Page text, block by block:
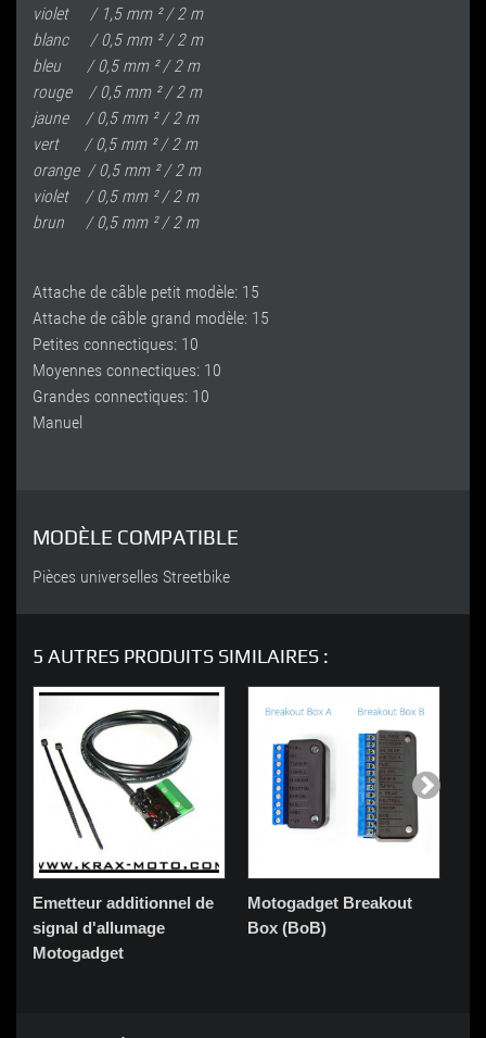
violet / 1,5 mm ² / 2 m
blanc / 0,5 mm ² / 2 m
bleu / 0,5 mm ² / 2 m
rouge / 0,5 mm ² / 2 m
jaune / 0,5 mm ² / 2 m
vert / 0,5 mm ² / 2 m
orange / 0,5 mm ² / 2 m
violet / 0,5 mm ² / 2 m
brun / 0,5 mm ² / 2 m
Attache de câble petit modèle: 15
Attache de câble grand modèle: 15
Petites connectiques: 10
Moyennes connectiques: 10
Grandes connectiques: 10
Manuel
MODÈLE COMPATIBLE
Pièces universelles Streetbike
5 AUTRES PRODUITS SIMILAIRES :
Emetteur additionnel de
signal d'allumage
Motogadget
Motogadget Breakout
Box (BoB)